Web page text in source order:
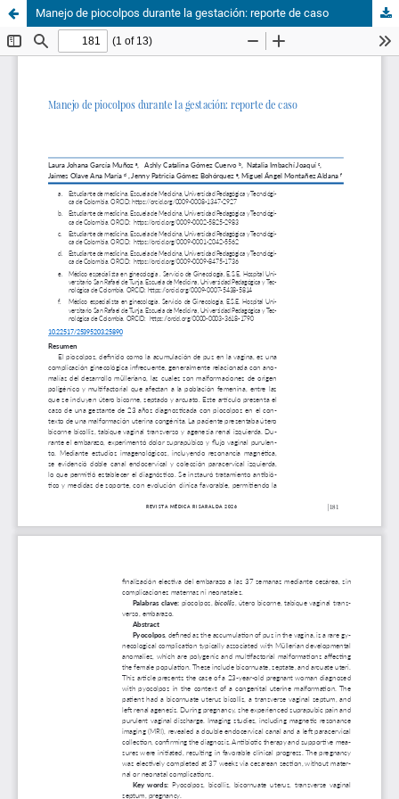
Manejo de piocolpos durante la gestación: reporte de caso